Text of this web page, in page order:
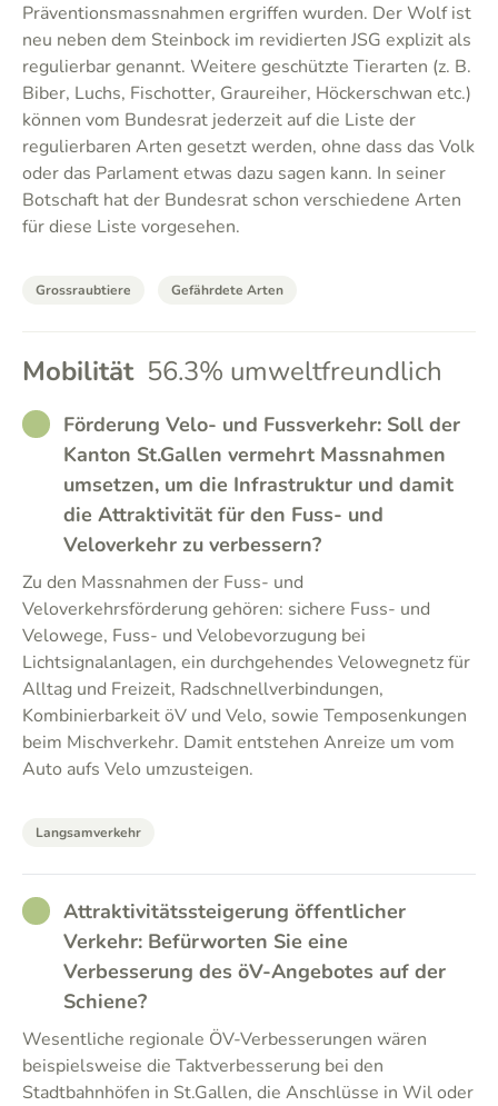
Präventionsmassnahmen ergriffen wurden. Der Wolf ist
neu neben dem Steinbock im revidierten JSG explizit als
regulierbar genannt. Weitere geschützte Tierarten (z. B.
Biber, Luchs, Fischotter, Graureiher, Höckerschwan etc.)
können vom Bundesrat jederzeit auf die Liste der
regulierbaren Arten gesetzt werden, ohne dass das Volk
oder das Parlament etwas dazu sagen kann. In seiner
Botschaft hat der Bundesrat schon verschiedene Arten
für diese Liste vorgesehen.
Grossraubtiere Gefährdete Arten
Mobilität 56.3% umweltfreundlich
RATHER_GOOD
Förderung Velo- und Fussverkehr: Soll der
Kanton St.Gallen vermehrt Massnahmen
umsetzen, um die Infrastruktur und damit
die Attraktivität für den Fuss- und
Veloverkehr zu verbessern?
Zu den Massnahmen der Fuss- und
Veloverkehrsförderung gehören: sichere Fuss- und
Velowege, Fuss- und Velobevorzugung bei
Lichtsignalanlagen, ein durchgehendes Velowegnetz für
Alltag und Freizeit, Radschnellverbindungen,
Kombinierbarkeit öV und Velo, sowie Temposenkungen
beim Mischverkehr. Damit entstehen Anreize um vom
Auto aufs Velo umzusteigen.
Langsamverkehr
RATHER_GOOD
Attraktivitätssteigerung öffentlicher
Verkehr: Befürworten Sie eine
Verbesserung des öV-Angebotes auf der
Schiene?
Wesentliche regionale ÖV-Verbesserungen wären
beispielsweise die Taktverbesserung bei den
Stadtbahnhöfen in St.Gallen, die Anschlüsse in Wil oder